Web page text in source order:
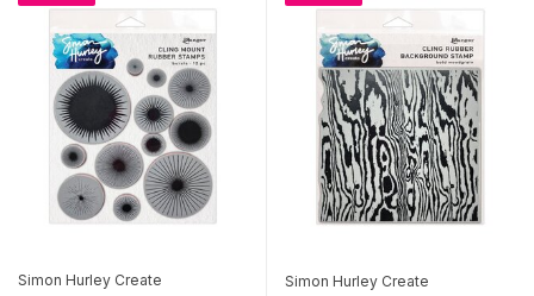
Simon Hurley Create Simon Hurley Create